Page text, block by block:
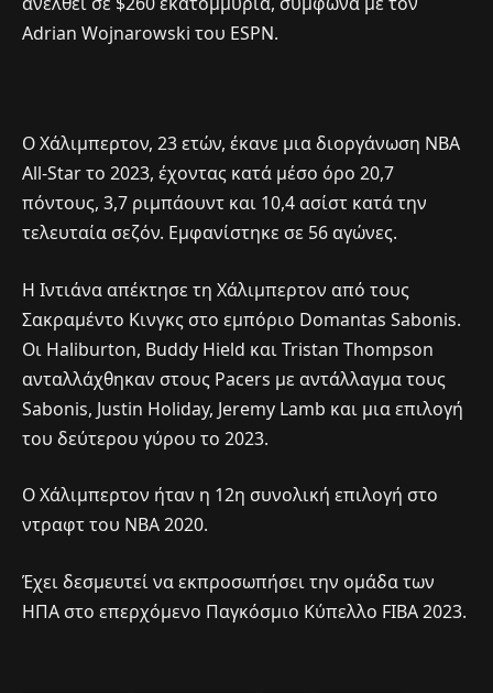
Adrian Wojnarowski του ESPN.
Ο Χάλιμπερτον, 23 ετών, έκανε μια διοργάνωση NBA
All-Star το 2023, έχοντας κατά μέσο όρο 20,7
πόντους, 3,7 ριμπάουντ και 10,4 ασίστ κατά την
τελευταία σεζόν. Εμφανίστηκε σε 56 αγώνες.
Η Ιντιάνα απέκτησε τη Χάλιμπερτον από τους
Σακραμέντο Κινγκς στο εμπόριο Domantas Sabonis.
Οι Haliburton, Buddy Hield και Tristan Thompson
ανταλλάχθηκαν στους Pacers με αντάλλαγμα τους
Sabonis, Justin Holiday, Jeremy Lamb και μια επιλογή
του δεύτερου γύρου το 2023.
Ο Χάλιμπερτον ήταν η 12η συνολική επιλογή στο
ντραφτ του NBA 2020.
Έχει δεσμευτεί να εκπροσωπήσει την ομάδα των
ΗΠΑ στο επερχόμενο Παγκόσμιο Κύπελλο FIBA 2023.